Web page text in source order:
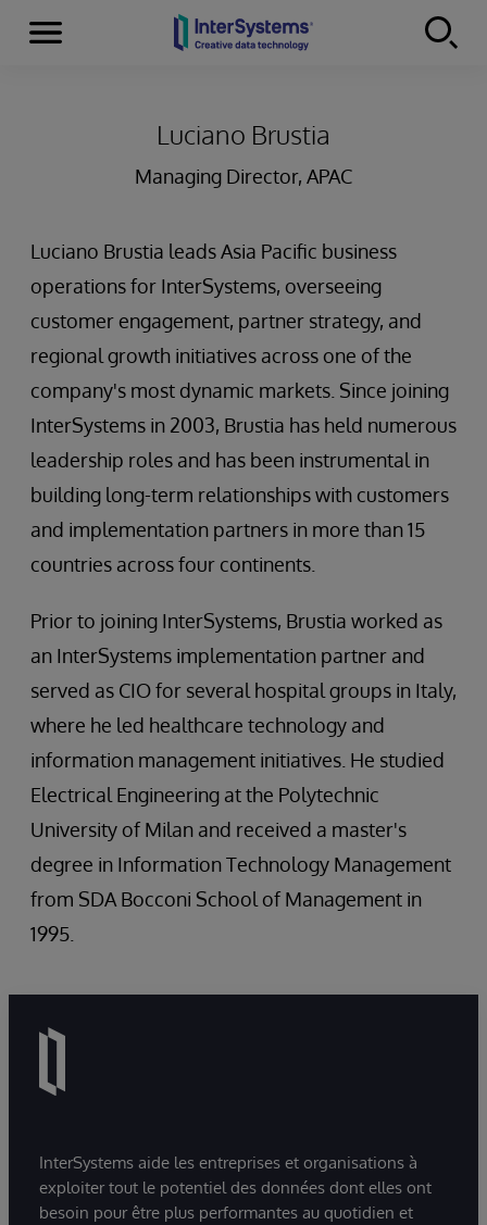
Skip to content
Menu
Luciano Brustia
Managing Director, APAC
Luciano Brustia leads Asia Pacific business
operations for InterSystems, overseeing
customer engagement, partner strategy, and
regional growth initiatives across one of the
company's most dynamic markets. Since joining
InterSystems in 2003, Brustia has held numerous
leadership roles and has been instrumental in
building long-term relationships with customers
and implementation partners in more than 15
countries across four continents.
Prior to joining InterSystems, Brustia worked as
an InterSystems implementation partner and
served as CIO for several hospital groups in Italy,
where he led healthcare technology and
information management initiatives. He studied
Electrical Engineering at the Polytechnic
University of Milan and received a master's
degree in Information Technology Management
from SDA Bocconi School of Management in
1995.
InterSystems aide les entreprises et organisations à
exploiter tout le potentiel des données dont elles ont
besoin pour être plus performantes au quotidien et